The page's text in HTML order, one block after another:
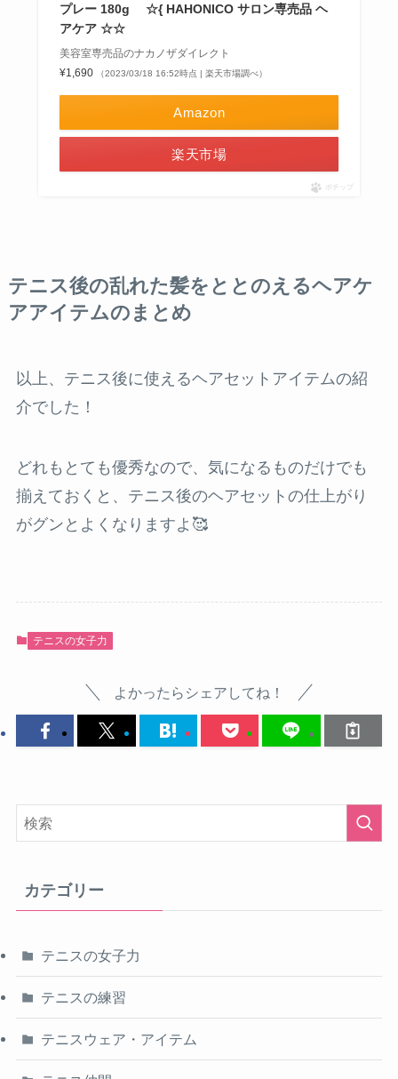
プレー 180g ☆{ HAHONICO サロン専売品 ヘ
アケア ☆☆
美容室専売品のナカノザダイレクト
¥1,690
（2023/03/18 16:52時点 | 楽天市場調べ）
Amazon
楽天市場
ポチップ
テニス後の乱れた髪をととのえるヘアケ
アアイテムのまとめ
以上、テニス後に使えるヘアセットアイテムの紹
介でした！
どれもとても優秀なので、気になるものだけでも
揃えておくと、テニス後のヘアセットの仕上がり
がグンとよくなりますよ🥰
テニスの女子力
よかったらシェアしてね！
カテゴリー
テニスの女子力
テニスの練習
テニスウェア・アイテム